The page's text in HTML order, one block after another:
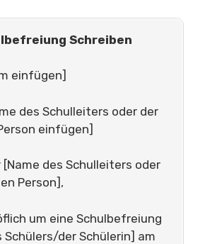
Schreiben
einfügen]
des Schulleiters oder der
einfügen]
des Schulleiters oder
Person],
um eine Schulbefreiung
Schülers/der Schülerin] am